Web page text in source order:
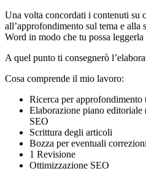
Una volta concordati i contenuti su
all’approfondimento sul tema e alla
Word in modo che tu possa
A quel punto ti consegnerò
Cosa comprende il mio lavoro:
Ricerca per approfondimento
Elaborazione piano
SEO
Scrittura degli articoli
Bozza per eventuali correzioni
1 Revisione
Ottimizzazione SEO